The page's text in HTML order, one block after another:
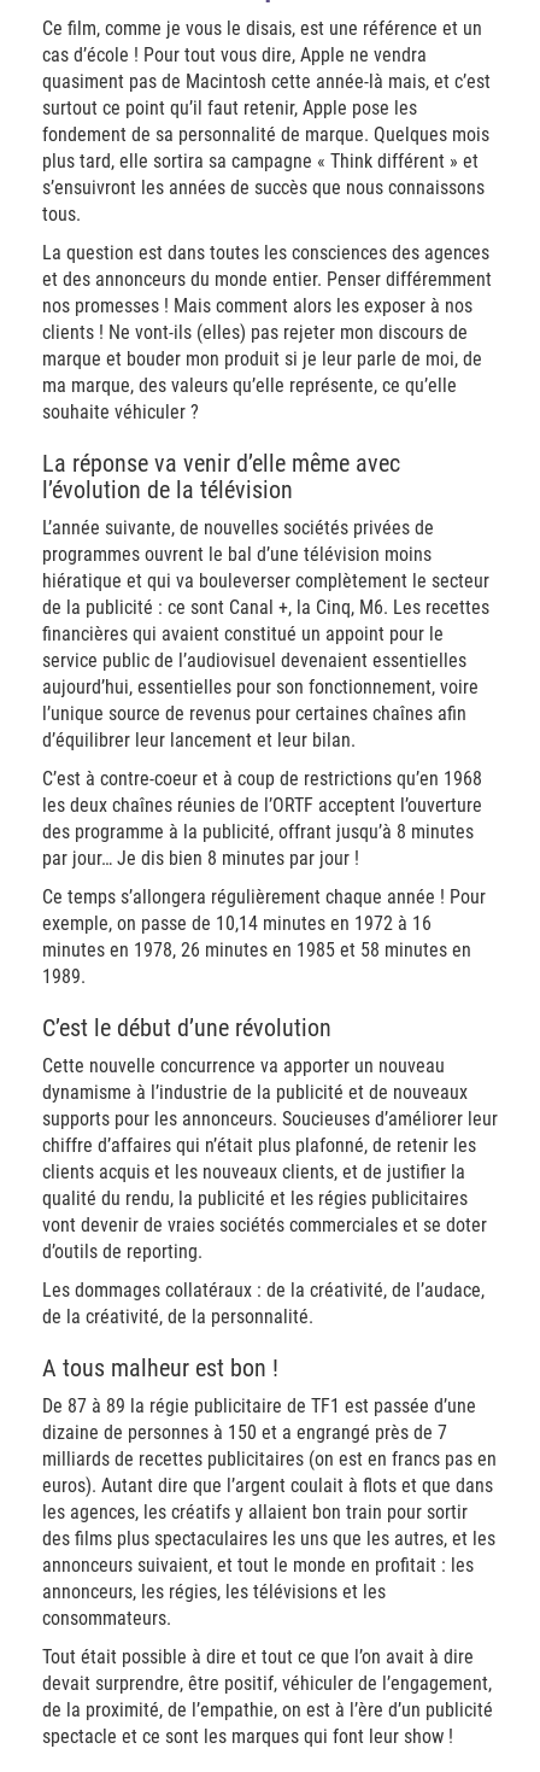
Ce film, comme je vous le disais, est une référence et un
cas d’école ! Pour tout vous dire, Apple ne vendra
quasiment pas de Macintosh cette année-là mais, et c’est
surtout ce point qu’il faut retenir, Apple pose les
fondement de sa personnalité de marque. Quelques mois
plus tard, elle sortira sa campagne « Think différent » et
s’ensuivront les années de succès que nous connaissons
tous.
La question est dans toutes les consciences des agences
et des annonceurs du monde entier. Penser différemment
nos promesses ! Mais comment alors les exposer à nos
clients ! Ne vont-ils (elles) pas rejeter mon discours de
marque et bouder mon produit si je leur parle de moi, de
ma marque, des valeurs qu’elle représente, ce qu’elle
souhaite véhiculer ?
La réponse va venir d’elle même avec
l’évolution de la télévision
L’année suivante, de nouvelles sociétés privées de
programmes ouvrent le bal d’une télévision moins
hiératique et qui va bouleverser complètement le secteur
de la publicité : ce sont Canal +, la Cinq, M6. Les recettes
financières qui avaient constitué un appoint pour le
service public de l’audiovisuel devenaient essentielles
aujourd’hui, essentielles pour son fonctionnement, voire
l’unique source de revenus pour certaines chaînes afin
d’équilibrer leur lancement et leur bilan.
C’est à contre-coeur et à coup de restrictions qu’en 1968
les deux chaînes réunies de l’ORTF acceptent l’ouverture
des programme à la publicité, offrant jusqu’à 8 minutes
par jour… Je dis bien 8 minutes par jour !
Ce temps s’allongera régulièrement chaque année ! Pour
exemple, on passe de 10,14 minutes en 1972 à 16
minutes en 1978, 26 minutes en 1985 et 58 minutes en
1989.
C’est le début d’une révolution
Cette nouvelle concurrence va apporter un nouveau
dynamisme à l’industrie de la publicité et de nouveaux
supports pour les annonceurs. Soucieuses d’améliorer leur
chiffre d’affaires qui n’était plus plafonné, de retenir les
clients acquis et les nouveaux clients, et de justifier la
qualité du rendu, la publicité et les régies publicitaires
vont devenir de vraies sociétés commerciales et se doter
d’outils de reporting.
Les dommages collatéraux : de la créativité, de l’audace,
de la créativité, de la personnalité.
A tous malheur est bon !
De 87 à 89 la régie publicitaire de TF1 est passée d’une
dizaine de personnes à 150 et a engrangé près de 7
milliards de recettes publicitaires (on est en francs pas en
euros). Autant dire que l’argent coulait à flots et que dans
les agences, les créatifs y allaient bon train pour sortir
des films plus spectaculaires les uns que les autres, et les
annonceurs suivaient, et tout le monde en profitait : les
annonceurs, les régies, les télévisions et les
consommateurs.
Tout était possible à dire et tout ce que l’on avait à dire
devait surprendre, être positif, véhiculer de l’engagement,
de la proximité, de l’empathie, on est à l’ère d’un publicité
spectacle et ce sont les marques qui font leur show !